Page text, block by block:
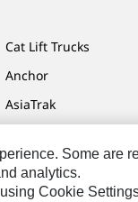
Cat Lift Trucks
Anchor
AsiaTrak
Some are
analytics.
Cookie